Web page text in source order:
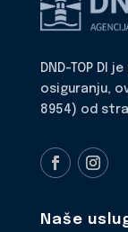
DND-TOP DI
osiguranju,
8954) od
Naše